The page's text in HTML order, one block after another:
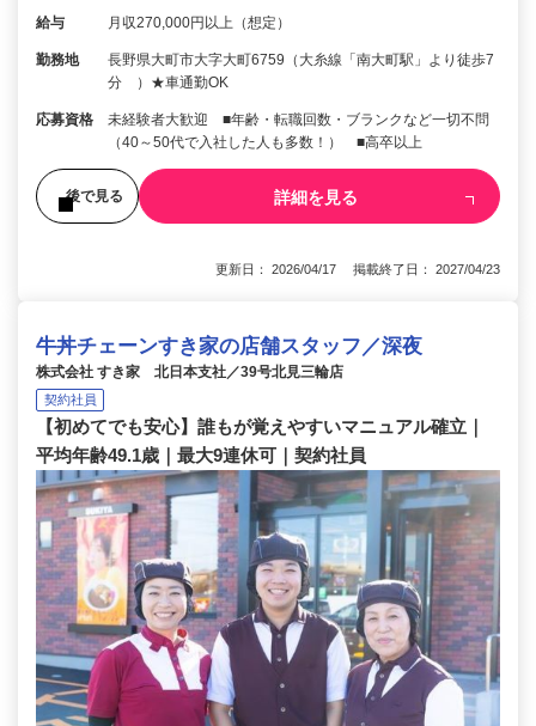
給与 月収270,000円以上（想定）
勤務地
長野県大町市大字大町6759（大糸線「南大町駅」より徒歩7
分 ）★車通勤OK
応募資格
未経験者大歓迎 ■年齢・転職回数・ブランクなど一切不問
（40～50代で入社した人も多数！） ■高卒以上
後で見る 詳細を見る
更新日： 2026/04/17 掲載終了日： 2027/04/23
牛丼チェーンすき家の店舗スタッフ／深夜
株式会社 すき家 北日本支社／39号北見三輪店
契約社員
【初めてでも安心】誰もが覚えやすいマニュアル確立｜
平均年齢49.1歳｜最大9連休可｜契約社員